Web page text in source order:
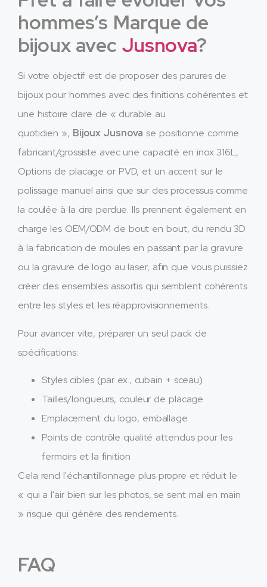
hommes’s Marque de
bijoux avec Jusnova?
Si votre objectif est de proposer des parures de
bijoux pour hommes avec des finitions cohérentes et
une histoire claire de « durable au
quotidien », Bijoux Jusnova se positionne comme
fabricant/grossiste avec une capacité en inox 316L,
Options de placage or PVD, et un accent sur le
polissage manuel ainsi que sur des processus comme
la coulée à la cire perdue. Ils prennent également en
charge les OEM/ODM de bout en bout, du rendu 3D
à la fabrication de moules en passant par la gravure
ou la gravure de logo au laser, afin que vous puissiez
créer des ensembles assortis qui semblent cohérents
entre les styles et les réapprovisionnements.​
Pour avancer vite, préparer un seul pack de
spécifications:
Styles cibles (par ex., cubain + sceau)
Tailles/longueurs, couleur de placage
Emplacement du logo, emballage
Points de contrôle qualité attendus pour les
fermoirs et la finition
Cela rend l'échantillonnage plus propre et réduit le
« qui a l'air bien sur les photos, se sent mal en main
» risque qui génère des rendements.​
FAQ